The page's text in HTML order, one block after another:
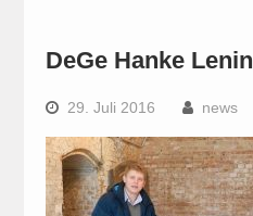
DeGe Hanke Lenin
29. Juli 2016 news